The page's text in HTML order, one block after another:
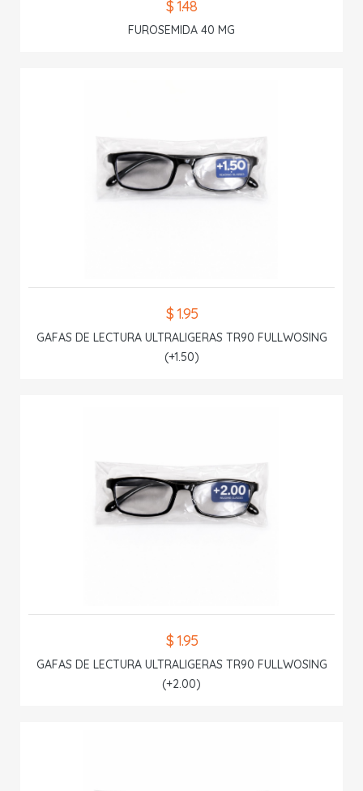
$ 1.48
FUROSEMIDA 40 MG
$ 1.95
GAFAS DE LECTURA ULTRALIGERAS TR90 FULLWOSING
(+1.50)
$ 1.95
GAFAS DE LECTURA ULTRALIGERAS TR90 FULLWOSING
(+2.00)